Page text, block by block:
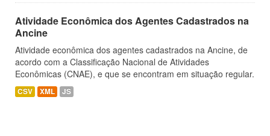
Atividade Econômica dos Agentes Cadastrados na
Ancine
Atividade econômica dos agentes cadastrados na Ancine, de
acordo com a Classificação Nacional de Atividades
Econômicas (CNAE), e que se encontram em situação regular.
CSV XML JS